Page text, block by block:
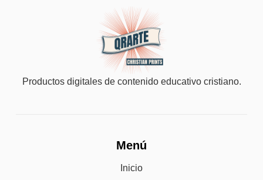
Productos digitales de contenido educativo cristiano.
Menú
Inicio